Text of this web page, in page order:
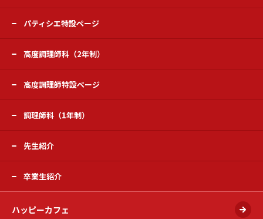
パティシエ特設ページ
高度調理師科（2年制）
高度調理師特設ページ
調理師科（1年制）
先生紹介
卒業生紹介
ハッピーカフェ